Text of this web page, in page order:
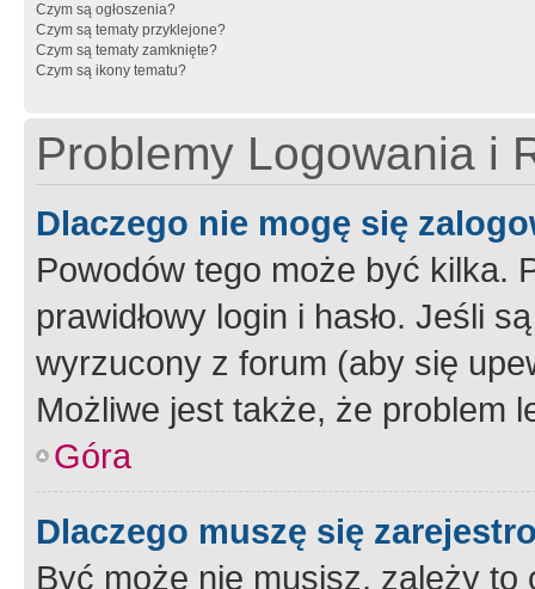
Czym są ogłoszenia?
Czym są tematy przyklejone?
Czym są tematy zamknięte?
Czym są ikony tematu?
Problemy Logowania i
Dlaczego nie mogę się
Powodów tego może być kilka.
prawidłowy login i hasło. Jeśli
wyrzucony z forum (aby się
Możliwe jest także, że problem
Góra
Dlaczego muszę się
Być może nie musisz, zależy